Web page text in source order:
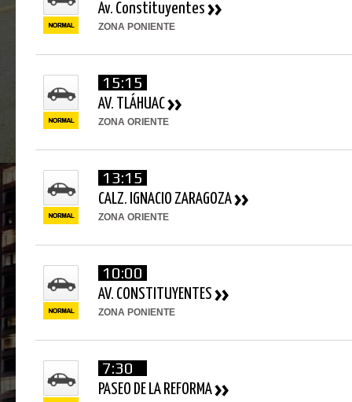
Av. Constituyentes
ZONA PONIENTE
15:15
AV. TLÁHUAC
ZONA ORIENTE
13:15
CALZ. IGNACIO ZARAGOZA
ZONA ORIENTE
10:00
AV. CONSTITUYENTES
ZONA PONIENTE
7:30
PASEO DE LA REFORMA